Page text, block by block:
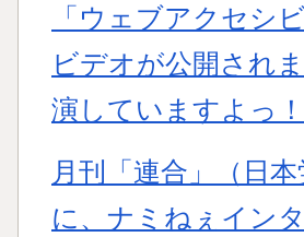
「ウェブアクセシ
ビデオが公開され
演していますよっ！
月刊「連合」（日
に、ナミねぇイン